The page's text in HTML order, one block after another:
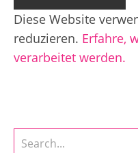
Diese Website
reduzieren. Erfahre,
verarbeitet werden.